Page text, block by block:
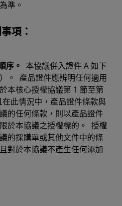
準。
項：
序。
本協議併入證件 A 如下
。 產品證件應辨明任何適用
本核心授權協議第 1 節至第
此情況中，產品證件條款與
的任何條款，則以產品證件
於本協議之授權標的。 授權
的採購單或其他文件中的條
對於本協議不產生任何添加